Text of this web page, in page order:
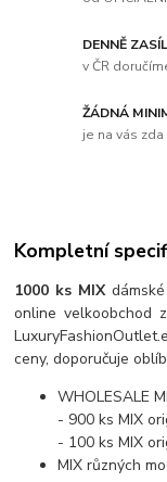
DENNĚ
v ČR
ŽÁDNÁ
je na vás
Kompletní
1000 ks MIX
online velkoobchod
ceny, doporučuje
WHOLESALE
- 900 ks MIX
- 100 ks MIX
MIX různých